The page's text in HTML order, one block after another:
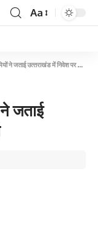
Aa
ने जताई उत्‍तराखंड में निवेश पर सहमति
जताई